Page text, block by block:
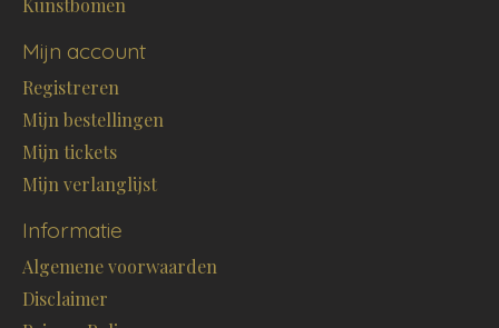
Kunstbomen
Mijn account
Registreren
Mijn bestellingen
Mijn tickets
Mijn verlanglijst
Informatie
Algemene voorwaarden
Disclaimer